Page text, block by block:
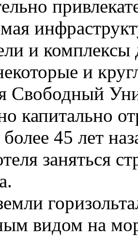
и комплексы
и
Свободный
капитально
45 лет
заняться
видом на